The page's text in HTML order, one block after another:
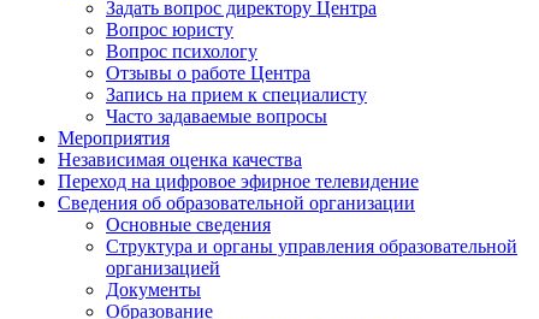
Задать вопрос директору Центра
Вопрос юристу
Вопрос психологу
Отзывы о работе Центра
Запись на прием к специалисту
Часто задаваемые вопросы
Мероприятия
Независимая оценка качества
Переход на цифровое эфирное телевидение
Сведения об образовательной организации
Основные сведения
Структура и органы управления образовательной
организацией
Документы
Образование